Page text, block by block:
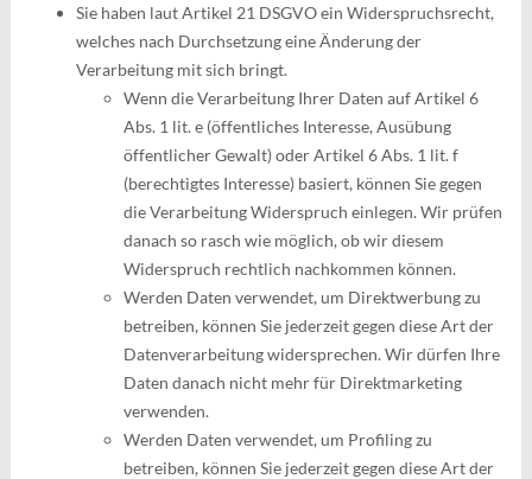
Sie haben laut Artikel 21 DSGVO ein Widerspruchsrecht,
welches nach Durchsetzung eine Änderung der
Verarbeitung mit sich bringt.
Wenn die Verarbeitung Ihrer Daten auf Artikel 6
Abs. 1 lit. e (öffentliches Interesse, Ausübung
öffentlicher Gewalt) oder Artikel 6 Abs. 1 lit. f
(berechtigtes Interesse) basiert, können Sie gegen
die Verarbeitung Widerspruch einlegen. Wir prüfen
danach so rasch wie möglich, ob wir diesem
Widerspruch rechtlich nachkommen können.
Werden Daten verwendet, um Direktwerbung zu
betreiben, können Sie jederzeit gegen diese Art der
Datenverarbeitung widersprechen. Wir dürfen Ihre
Daten danach nicht mehr für Direktmarketing
verwenden.
Werden Daten verwendet, um Profiling zu
betreiben, können Sie jederzeit gegen diese Art der